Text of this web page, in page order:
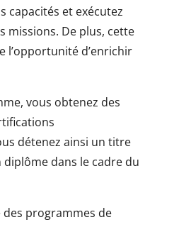
capacités et exécutez
missions. De plus, cette
l’opportunité d’enrichir
vous obtenez des
détenez ainsi un titre
dans le cadre du
programmes de